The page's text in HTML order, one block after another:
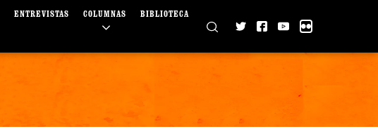
ENTREVISTAS COLUMNAS BIBLIOTECA